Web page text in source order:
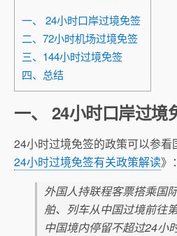
一、 24小时口岸过境免签
二、72小时机场过境免签
三、144小时过境免签
四、总结
一、 24小时口岸过境
24小时过境免签的政策可以参看
24小时过境免签有关政策解读》：
外国人持联程客票搭乘国
舶、列车从中国过境前往
中国境内停留不超过24小